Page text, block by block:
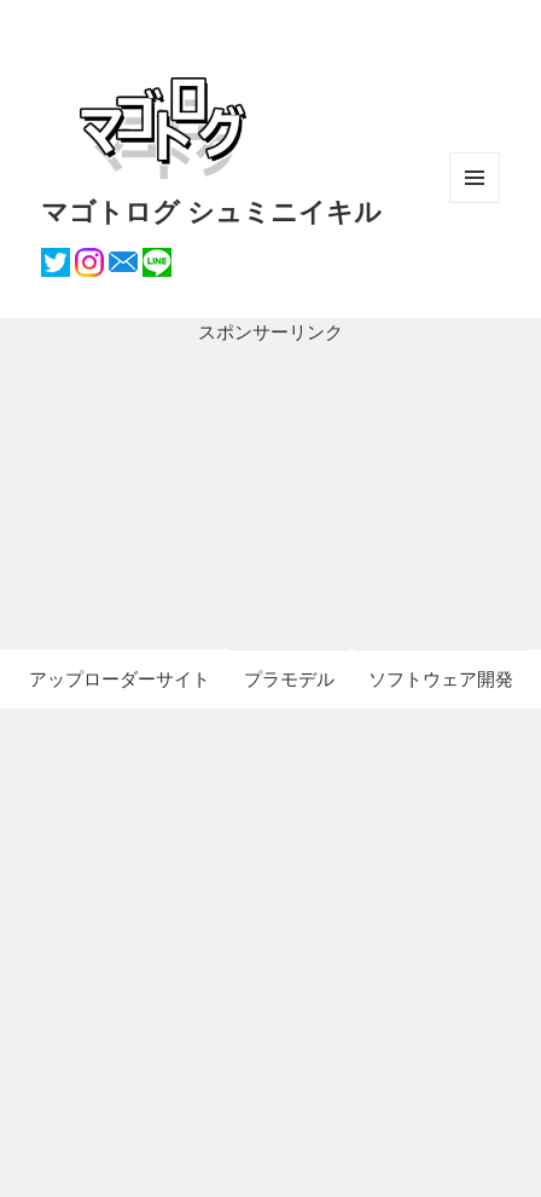
マゴトログ シュミニイキル
スポンサーリンク
アップローダーサイト プラモデル ソフトウェア開発